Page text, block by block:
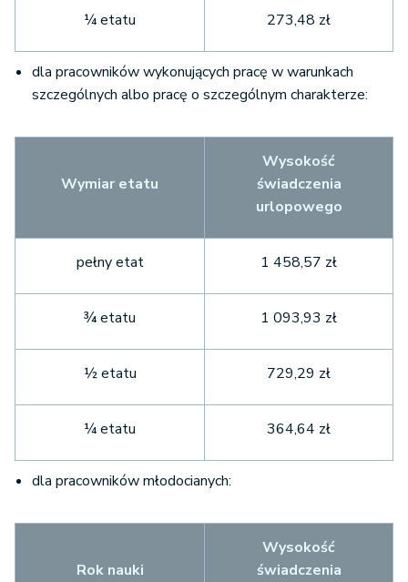
¼ etatu 273,48 zł
dla pracowników wykonujących pracę w warunkach
szczególnych albo pracę o szczególnym charakterze:
Wymiar etatu
Wysokość
świadczenia
urlopowego
pełny etat 1 458,57 zł
¾ etatu 1 093,93 zł
½ etatu 729,29 zł
¼ etatu 364,64 zł
dla pracowników młodocianych:
Rok nauki
Wysokość
świadczenia